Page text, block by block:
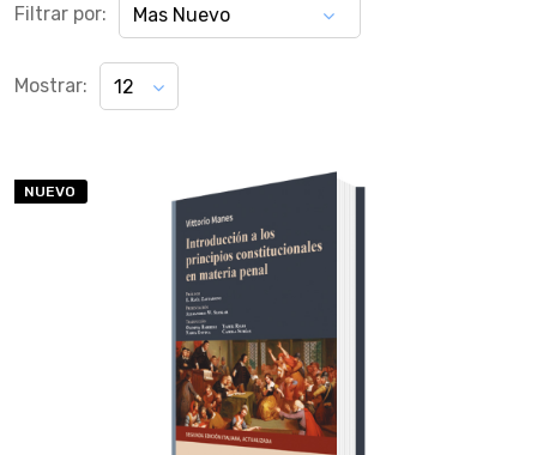
Filtrar por: Mas Nuevo
Mostrar: 12
NUEVO